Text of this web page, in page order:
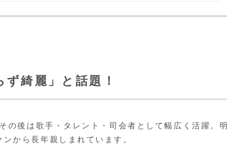
綺麗」と話題！
後は歌手・タレント・司会者として幅広く活躍。明
から長年親しまれています。